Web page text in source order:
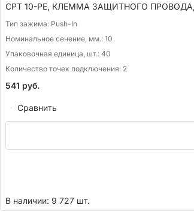
CPT 10-PE, КЛЕММА ЗАЩИТНОГО ПРОВОДА,
Тип зажима: Push-In
Номинальное сечение, мм.: 10
Упаковочная единица, шт.: 40
Количество точек подключения: 2
541 руб.
Сравнить
В наличии: 9 727 шт.